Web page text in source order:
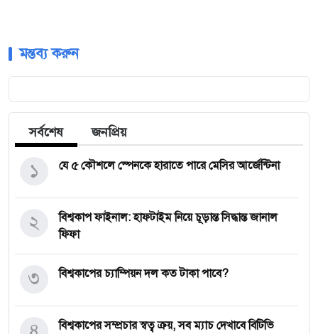
মন্তব্য করুন
সর্বশেষ জনপ্রিয়
যে ৫ কৌশলে স্পেনকে হারাতে পারে মেসির আর্জেন্টিনা
১
বিশ্বকাপ ফাইনাল: হাফটাইম নিয়ে চূড়ান্ত সিদ্ধান্ত জানাল
ফিফা
২
বিশ্বকাপের চ্যাম্পিয়ন দল কত টাকা পাবে?
৩
বিশ্বকাপের সম্প্রচার স্বত্ব ক্রয়, সব ম্যাচ দেখাবে বিটিভি